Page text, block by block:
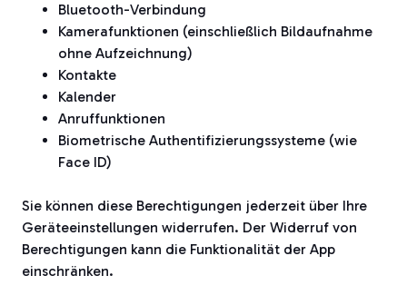
Bluetooth-Verbindung
Kamerafunktionen (einschließlich Bildaufnahme
ohne Aufzeichnung)
Kontakte
Kalender
Anruffunktionen
Biometrische Authentifizierungssysteme (wie
Face ID)
Sie können diese Berechtigungen jederzeit über Ihre
Geräteeinstellungen widerrufen. Der Widerruf von
Berechtigungen kann die Funktionalität der App
einschränken.